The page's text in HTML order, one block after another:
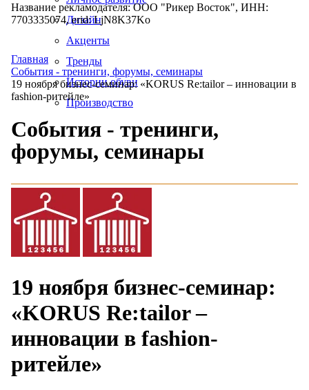
Дизайн
Акценты
Тренды
Истории обуви
Производство
Название рекламодателя: ООО "Рикер Восток", ИНН:
7703335074, erid: LjN8K37Ko
Главная
События - тренинги, форумы, семинары
19 ноября бизнес-семинар: «KORUS Re:tailor – инновации в
fashion-ритейле»
События - тренинги,
форумы, семинары
19 ноября бизнес-семинар:
«KORUS Re:tailor –
инновации в fashion-
ритейле»